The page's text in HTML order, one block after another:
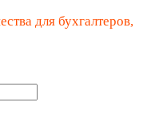
для бухгалтеров,